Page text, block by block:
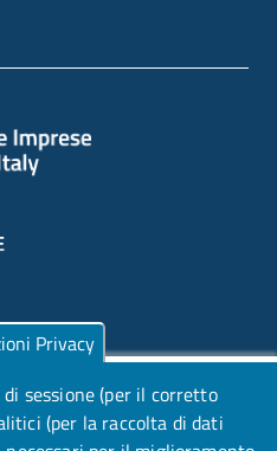
Privacy
sessione (per il corretto
(per la raccolta di dati